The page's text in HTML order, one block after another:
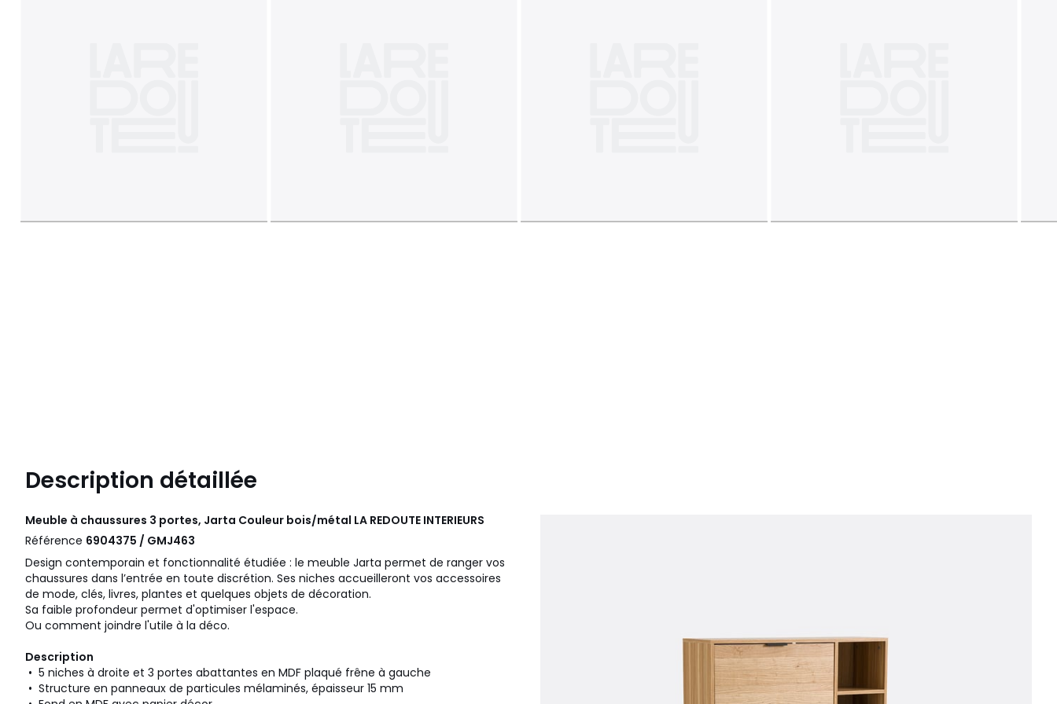
Description détaillée
Meuble à chaussures 3 portes, Jarta Couleur bois/métal LA REDOUTE INTERIEURS
Référence 6904375 / GMJ463
Design contemporain et fonctionnalité étudiée : le meuble Jarta permet de ranger vos
chaussures dans l’entrée en toute discrétion. Ses niches accueilleront vos accessoires
de mode, clés, livres, plantes et quelques objets de décoration.
Sa faible profondeur permet d'optimiser l'espace.
Ou comment joindre l'utile à la déco.
Description
• 5 niches à droite et 3 portes abattantes en MDF plaqué frêne à gauche
• Structure en panneaux de particules mélaminés, épaisseur 15 mm